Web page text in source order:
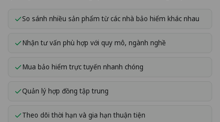
So sánh nhiều sản phẩm từ các nhà bảo hiểm khác nhau
Nhận tư vấn phù hợp với quy mô, ngành nghề
Mua bảo hiểm trực tuyến nhanh chóng
Quản lý hợp đồng tập trung
Theo dõi thời hạn và gia hạn thuận tiện